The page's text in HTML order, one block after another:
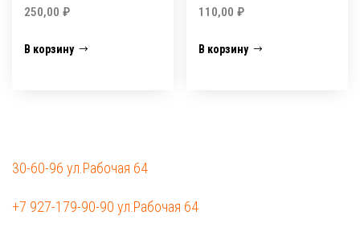
250,00 ₽
В корзину
110,00₽
В корзину
30-60-96 ул.Рабочая 64
+7 927-179-90-90 ул.Рабочая 64